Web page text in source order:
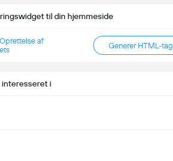
til din hjemmeside
Oprettelse af
Generer HTML-tag
interesseret i